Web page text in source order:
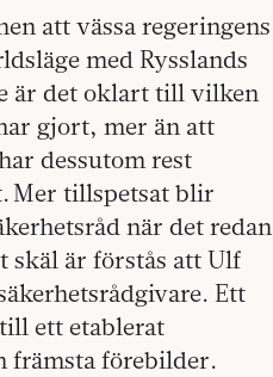
att vässa regeringens
med Rysslands
är det oklart till vilken
gjort, mer än att
dessutom rest
Mer tillspetsat blir
när det redan
skäl är förstås att Ulf
Ett
ett etablerat
främsta förebilder.